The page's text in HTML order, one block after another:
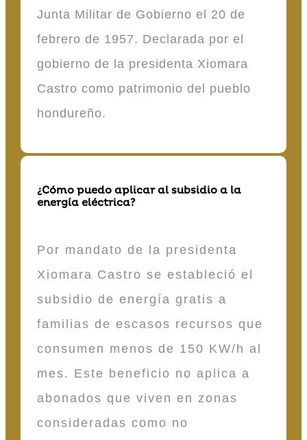
Junta Militar de Gobierno el 20 de
febrero de 1957. Declarada por el
gobierno de la presidenta Xiomara
Castro como patrimonio del pueblo
hondureño.
¿Cómo puedo aplicar al subsidio a la
energía eléctrica?
Por mandato de la presidenta
Xiomara Castro se estableció el
subsidio de energía gratis a
familias de escasos recursos que
consumen menos de 150 KW/h al
mes. Este beneficio no aplica a
abonados que viven en zonas
consideradas como no